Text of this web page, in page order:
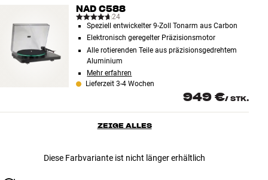
NAD C588
24
Speziell entwickelter 9-Zoll Tonarm aus Carbon
Elektronisch geregelter Präzisionsmotor
Alle rotierenden Teile aus präzisionsgedrehtem
Aluminium
Mehr erfahren
Lieferzeit 3-4 Wochen
949 €/ STK.
ZEIGE ALLES
Diese Farbvariante ist nicht länger erhältlich